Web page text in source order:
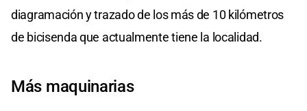
diagramación y trazado de los más de 10 kilómetros
de bicisenda que actualmente tiene la localidad.
Más maquinarias